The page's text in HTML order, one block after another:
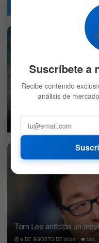
Mercado hoy: Wall
6 DE AGOSTO DE 2026
Tom Lee anticipa un
6 DE AGOSTO DE 2026 565
Suscríbete a
Recibe contenido
análisis de